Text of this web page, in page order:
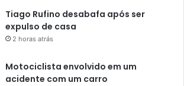
Tiago Rufino desabafa após ser
expulso de casa
2 horas atrás
Motociclista envolvido em um
acidente com um carro